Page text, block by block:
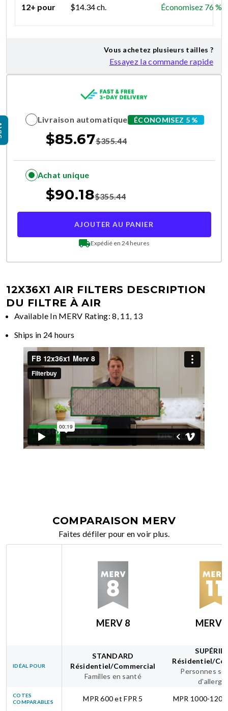
12+ pour
$14.34ch. Économisez 76 %
Vous achetez plusieurs tailles ?
Essayez la commande rapide
Livraison automatique ÉCONOMISEZ 5 %
$85.67$355.44
Achat unique
$90.18$355.44
AJOUTER AU PANIER
Expédié en 24 heures
12X36X1 AIR FILTERS DESCRIPTION
DU FILTRE À AIR
Available In MERV Rating: 8, 11, 13
Ships in 24 hours
COMPARAISON MERV
Faites défiler pour en voir plus.
MERV 8 MERV
IDÉAL POUR
STANDARD
Résidentiel/Commercial
Familles en santé
Résidentiel/
Personnes
COTES
COMPARABLES
MPR 600 et FPR 5 MPR 1000-1200